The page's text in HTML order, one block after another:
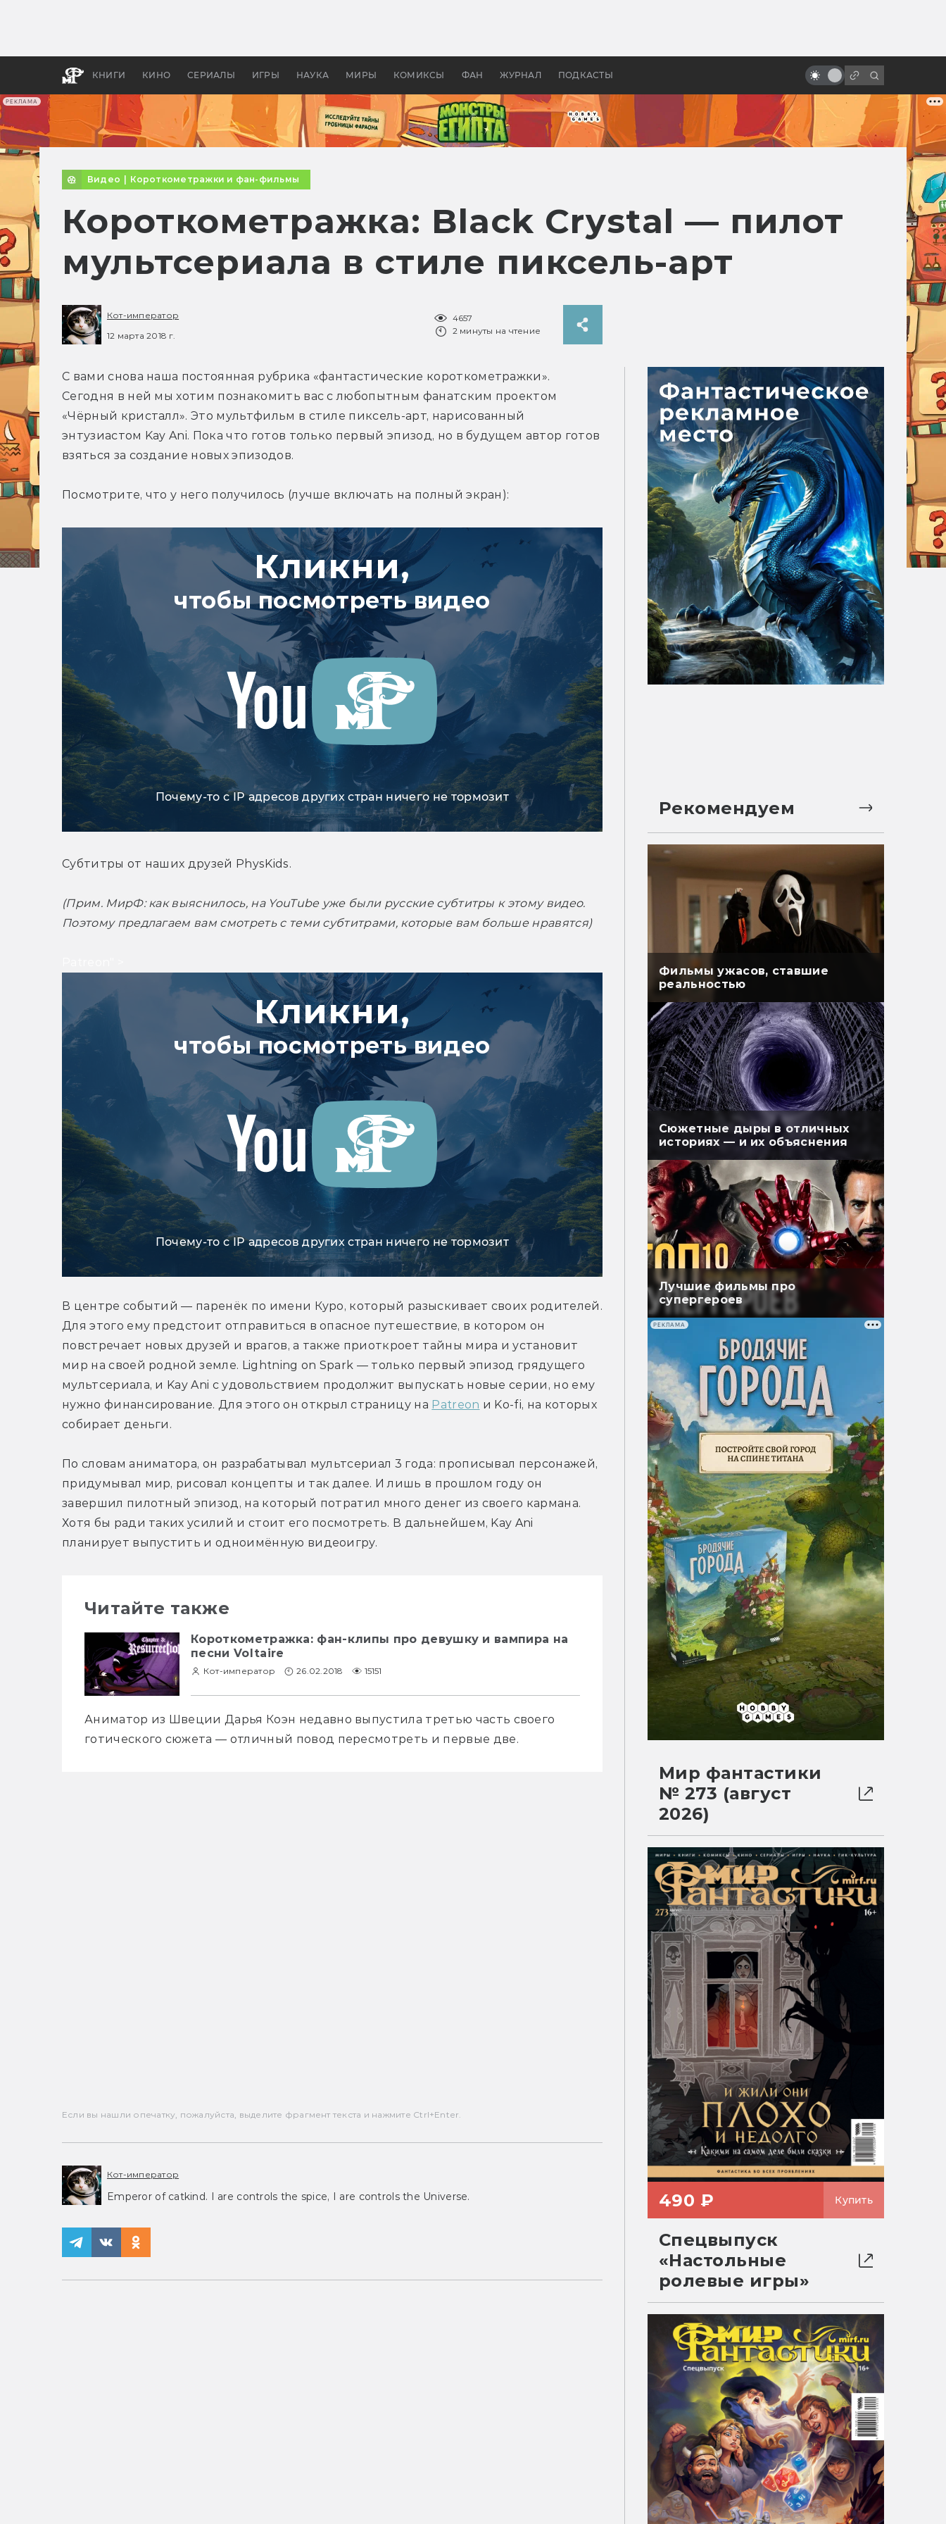
РЕКЛАМА
КНИГИ КИНО СЕРИАЛЫ ИГРЫ НАУКА МИРЫ КОМИКСЫ ФАН ЖУРНАЛ ПОДКАСТЫ
апокалипсис, в России —
бы «Властелина колец»
безумия
Видео Короткометражки и фан-фильмы
Короткометражка: Black Crystal — пилот
мультсериала в стиле пиксель-арт
Кот-император
12 марта 2018 г.
4657
2 минуты на чтение
С вами снова наша постоянная рубрика «фантастические короткометражки».
Сегодня в ней мы хотим познакомить вас с любопытным фанатским проектом
«Чёрный кристалл». Это мультфильм в стиле пиксель-арт, нарисованный
энтузиастом Kay Ani. Пока что готов только первый эпизод, но в будущем автор готов
взяться за создание новых эпизодов.
Посмотрите, что у него получилось (лучше включать на полный экран):
Кликни,
чтобы посмотреть видео
Почему-то с IP адресов других стран ничего не тормозит
Субтитры от наших друзей PhysKids.
(Прим. МирФ: как выяснилось, на YouTube уже были русские субтитры к этому видео.
Поэтому предлагаем вам смотреть с теми субтитрами, которые вам больше нравятся)
Кликни,
чтобы посмотреть видео
Почему-то с IP адресов других стран ничего не тормозит
В центре событий — паренёк по имени Куро, который разыскивает своих родителей.
Для этого ему предстоит отправиться в опасное путешествие, в котором он
повстречает новых друзей и врагов, а также приоткроет тайны мира и установит
мир на своей родной земле. Lightning on Spark — только первый эпизод грядущего
мультсериала, и Kay Ani с удовольствием продолжит выпускать новые серии, но ему
нужно финансирование. Для этого он открыл страницу на Patreon и Ko-fi, на которых
собирает деньги.
По словам аниматора, он разрабатывал мультсериал 3 года: прописывал персонажей,
придумывал мир, рисовал концепты и так далее. И лишь в прошлом году он
завершил пилотный эпизод, на который потратил много денег из своего кармана.
Хотя бы ради таких усилий и стоит его посмотреть. В дальнейшем, Kay Ani
планирует выпустить и одноимённую видеоигру.
Читайте также
Короткометражка: фан-клипы про девушку и вампира на
песни Voltaire
Кот-император 26.02.2018 15151
Аниматор из Швеции Дарья Коэн недавно выпустила третью часть своего
готического сюжета — отличный повод пересмотреть и первые две.
Если вы нашли опечатку, пожалуйста, выделите фрагмент текста и нажмите Ctrl+Enter.
Кот-император
Emperor of catkind. I are controls the spice, I are controls the Universe.
Рекомендуем
Фильмы ужасов, ставшие
реальностью
Сюжетные дыры в отличных
историях — и их объяснения
Лучшие фильмы про
супергероев
РЕКЛАМА
Мир фантастики
№ 273 (август
2026)
490 ₽ Купить
Спецвыпуск
«Настольные
ролевые игры»